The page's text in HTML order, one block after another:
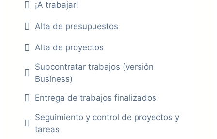
¡A trabajar!
Alta de presupuestos
Alta de proyectos
Subcontratar trabajos (versión
Business)
Entrega de trabajos finalizados
Seguimiento y control de proyectos y
tareas